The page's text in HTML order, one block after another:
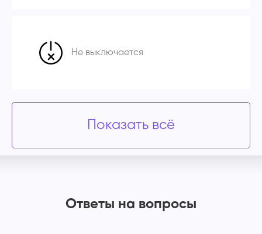
Не выключается
Показать всё
Ответы на вопросы